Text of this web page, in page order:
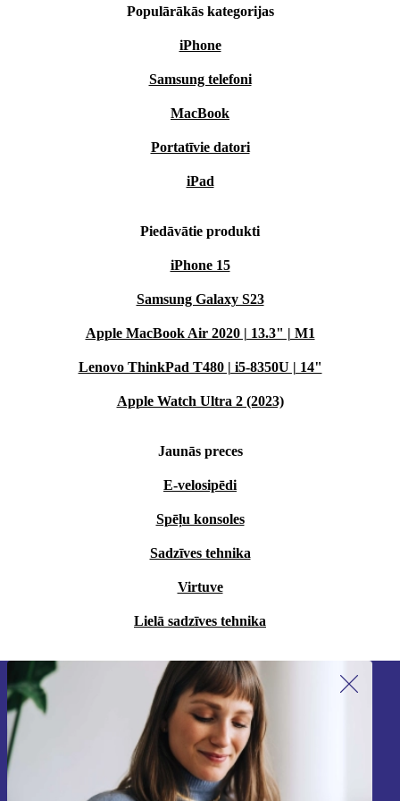
Populārākās kategorijas
iPhone
Samsung telefoni
MacBook
Portatīvie datori
iPad
Piedāvātie produkti
iPhone 15
Samsung Galaxy S23
Apple MacBook Air 2020 | 13.3" | M1
Lenovo ThinkPad T480 | i5-8350U | 14"
Apple Watch Ultra 2 (2023)
Jaunās preces
E-velosipēdi
Spēļu konsoles
Sadzīves tehnika
Virtuve
Lielā sadzīves tehnika
Piesakieties mūsu jaunumu
saņemšanai!
Nekad vairs nepalaidiet garām nevienu
piedāvājumu.